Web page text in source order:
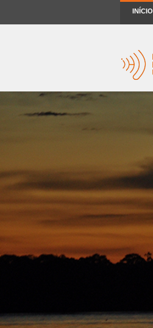
INÍCIO